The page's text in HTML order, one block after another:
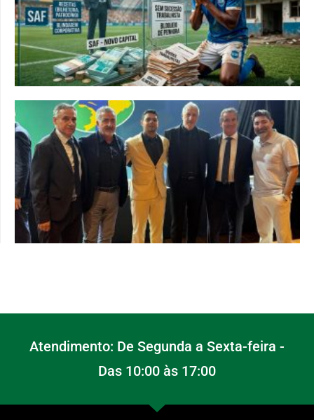
Atendimento: De Segunda a Sexta-feira -
Das 10:00 às 17:00